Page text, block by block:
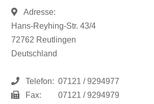
Adresse:
Hans-Reyhing-Str. 43/4
72762 Reutlingen
Deutschland
Telefon: 07121 / 9294977
Fax:
07121 / 9294979